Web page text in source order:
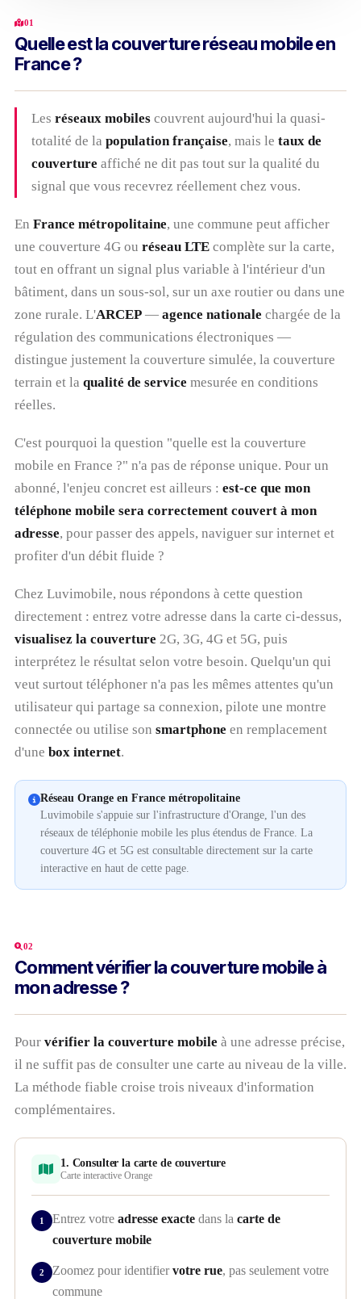
01
Quelle est la couverture réseau mobile en
France ?
Les réseaux mobiles couvrent aujourd'hui la quasi-
totalité de la population française, mais le taux de
couverture affiché ne dit pas tout sur la qualité du
signal que vous recevrez réellement chez vous.
En France métropolitaine, une commune peut afficher
une couverture 4G ou réseau LTE complète sur la carte,
tout en offrant un signal plus variable à l'intérieur d'un
bâtiment, dans un sous-sol, sur un axe routier ou dans une
zone rurale. L'ARCEP — agence nationale chargée de la
régulation des communications électroniques —
distingue justement la couverture simulée, la couverture
terrain et la qualité de service mesurée en conditions
réelles.
C'est pourquoi la question "quelle est la couverture
mobile en France ?" n'a pas de réponse unique. Pour un
abonné, l'enjeu concret est ailleurs : est-ce que mon
téléphone mobile sera correctement couvert à mon
adresse, pour passer des appels, naviguer sur internet et
profiter d'un débit fluide ?
Chez Luvimobile, nous répondons à cette question
directement : entrez votre adresse dans la carte ci-dessus,
visualisez la couverture 2G, 3G, 4G et 5G, puis
interprétez le résultat selon votre besoin. Quelqu'un qui
veut surtout téléphoner n'a pas les mêmes attentes qu'un
utilisateur qui partage sa connexion, pilote une montre
connectée ou utilise son smartphone en remplacement
d'une box internet.
Réseau Orange en France métropolitaine
Luvimobile s'appuie sur l'infrastructure d'Orange, l'un des
réseaux de téléphonie mobile les plus étendus de France. La
couverture 4G et 5G est consultable directement sur la carte
interactive en haut de cette page.
02
Comment vérifier la couverture mobile à
mon adresse ?
Pour vérifier la couverture mobile à une adresse précise,
il ne suffit pas de consulter une carte au niveau de la ville.
La méthode fiable croise trois niveaux d'information
complémentaires.
1. Consulter la carte de couverture
Carte interactive Orange
Entrez votre adresse exacte dans la carte de
couverture mobile
Zoomez pour identifiervotre rue, pas seulement votre
commune